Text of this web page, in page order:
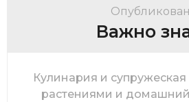
Важно
Кулинария и
растениями и домашний